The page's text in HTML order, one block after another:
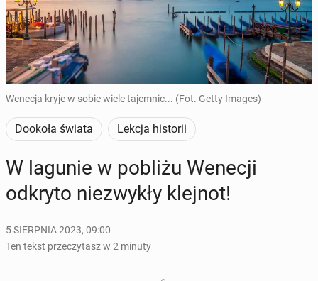
Wenecja kryje w sobie wiele tajemnic... (Fot. Getty Images)
Dookoła świata Lekcja historii
W lagunie w pobliżu Wenecji
odkryto nie­zwy­kły klejnot!
5 SIERPNIA 2023, 09:00
Ten tekst przeczytasz w 2 minuty